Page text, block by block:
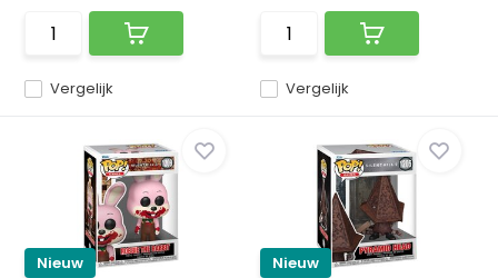
Vergelijk Vergelijk
Nieuw
Nieuw